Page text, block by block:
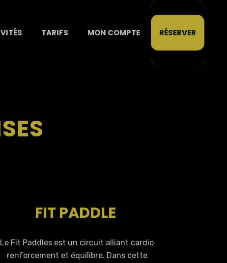
TARIFS MON COMPTE RÉSERVER
FIT PADDLE
Le Fit Paddles est un circuit alliant cardio
renforcement et équilibre. Dans cette